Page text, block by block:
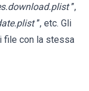
”,
”, etc. Gli
file con la stessa